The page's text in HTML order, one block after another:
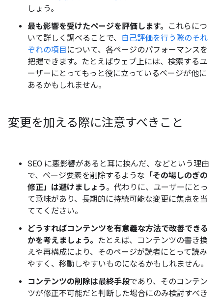
しょう。
最も影響を受けたページを評価します。
これらにつ
いて詳しく調べることで、
自己評価を行う際のそれ
ぞれの項目 について、各ページのパフォーマンスを
把握できます。たとえばウェブ上には、検索するユ
ーザーにとってもっと役に立っているページが他に
あるかもしれません。
変更を加える際に注意すべきこと
SEO に悪影響があると耳に挟んだ、などという理由
で、ページ要素を削除するような 「その場しのぎの
修正」は避けましょう 。代わりに、ユーザーにとっ
て意味があり、長期的に持続可能な変更に焦点を当
ててください。
どうすればコンテンツを有意義な方法で改善できる
かを考えましょう。
たとえば、コンテンツの書き換
えや再構成により、そのページが読者にとって読み
やすく、移動しやすいものになるかもしれません。
コンテンツの削除は最終手段であり、そのコンテン
ツが修正不可能だと判断した場合にのみ検討すべき